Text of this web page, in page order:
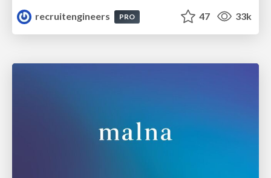
recruitengineers
PRO 47 33k